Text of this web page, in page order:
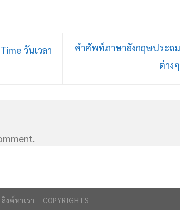
วันเวลา
คำศัพท์ภาษาอังกฤษประถ
ต่าง
ลิงค์หาเรา COPYRIGHTS